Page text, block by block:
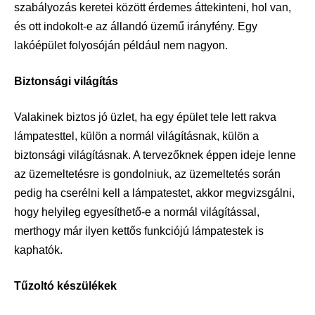
szabályozás keretei között érdemes áttekinteni, hol van,
és ott indokolt-e az állandó üzemű irányfény. Egy
lakóépület folyosóján például nem nagyon.
Biztonsági világítás
Valakinek biztos jó üzlet, ha egy épület tele lett rakva
lámpatesttel, külön a normál világításnak, külön a
biztonsági világításnak. A tervezőknek éppen ideje lenne
az üzemeltetésre is gondolniuk, az üzemeltetés során
pedig ha cserélni kell a lámpatestet, akkor megvizsgálni,
hogy helyileg egyesíthető-e a normál világítással,
merthogy már ilyen kettős funkciójú lámpatestek is
kaphatók.
Tűzoltó készülékek